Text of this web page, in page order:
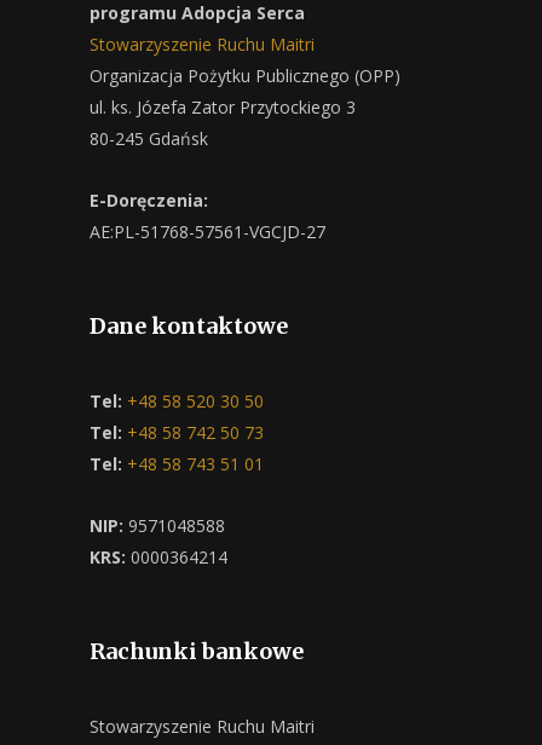
programu Adopcja Serca
Stowarzyszenie Ruchu Maitri
Organizacja Pożytku Publicznego (OPP)
ul. ks. Józefa Zator Przytockiego 3
80-245 Gdańsk
E-Doręczenia:
AE:PL-51768-57561-VGCJD-27
Dane kontaktowe
Tel: +48 58 520 30 50
Tel: +48 58 742 50 73
Tel: +48 58 743 51 01
NIP: 9571048588
KRS: 0000364214
Rachunki bankowe
Stowarzyszenie Ruchu Maitri